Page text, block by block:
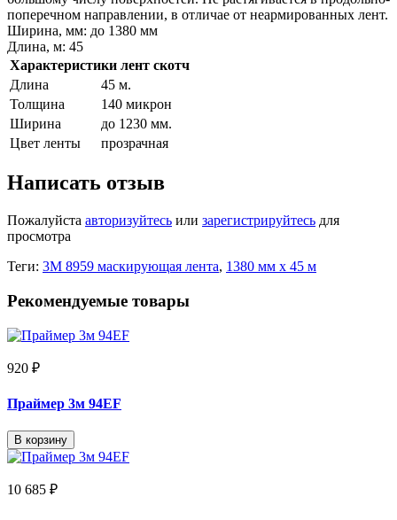
поперечном направлении, в отличае от неармированных лент.
Ширина, мм: до 1380 мм
Длина, м: 45
Характеристики лент скотч
Длина
45 м.
Толщина
140 микрон
Ширина
до 1230 мм.
Цвет ленты
прозрачная
Написать отзыв
Пожалуйста авторизуйтесь или зарегистрируйтесь для
просмотра
Теги: 3M 8959 маскирующая лента, 1380 мм х 45 м
Рекомендуемые товары
920 ₽
Праймер 3м 94EF
В корзину
10 685 ₽